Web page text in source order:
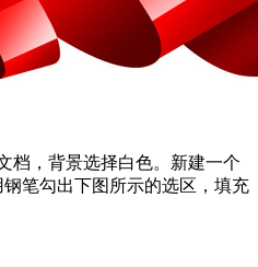
档，背景选择白色。新建一个
笔勾出下图所示的选区，填充